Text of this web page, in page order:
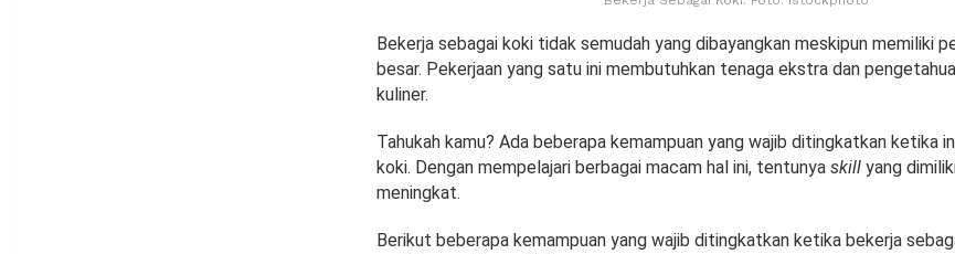
Bekerja sebagai koki tidak semudah yang dibayangkan meskipun memiliki
besar. Pekerjaan yang satu ini membutuhkan tenaga ekstra dan
kuliner.
Tahukah kamu? Ada beberapa kemampuan yang wajib ditingkatkan ketika
koki. Dengan mempelajari berbagai macam hal ini, tentunya skill yang
meningkat.
Berikut beberapa kemampuan yang wajib ditingkatkan ketika bekerja